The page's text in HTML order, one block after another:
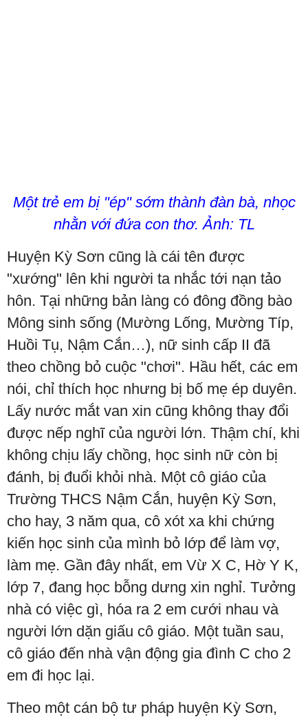
Một trẻ em bị "ép" sớm thành đàn bà, nhọc
nhằn với đứa con thơ. Ảnh: TL
Huyện Kỳ Sơn cũng là cái tên được
"xướng" lên khi người ta nhắc tới nạn tảo
hôn. Tại những bản làng có đông đồng bào
Mông sinh sống (Mường Lống, Mường Típ,
Huồi Tụ, Nậm Cắn…), nữ sinh cấp II đã
theo chồng bỏ cuộc "chơi". Hầu hết, các em
nói, chỉ thích học nhưng bị bố mẹ ép duyên.
Lấy nước mắt van xin cũng không thay đổi
được nếp nghĩ của người lớn. Thậm chí, khi
không chịu lấy chồng, học sinh nữ còn bị
đánh, bị đuổi khỏi nhà. Một cô giáo của
Trường THCS Nậm Cắn, huyện Kỳ Sơn,
cho hay, 3 năm qua, cô xót xa khi chứng
kiến học sinh của mình bỏ lớp để làm vợ,
làm mẹ. Gần đây nhất, em Vừ X C, Hờ Y K,
lớp 7, đang học bỗng dưng xin nghỉ. Tưởng
nhà có việc gì, hóa ra 2 em cưới nhau và
người lớn dặn giấu cô giáo. Một tuần sau,
cô giáo đến nhà vận động gia đình C cho 2
em đi học lại.
Theo một cán bộ tư pháp huyện Kỳ Sơn,